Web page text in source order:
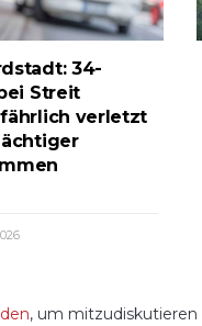
34-
Streit
verletzt
, um mitzudiskutieren